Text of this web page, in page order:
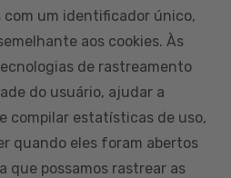
com um identificador único,
aos cookies. Às
de rastreamento
do usuário, ajudar a
compilar estatísticas de uso,
quando eles foram abertos
que possamos rastrear as